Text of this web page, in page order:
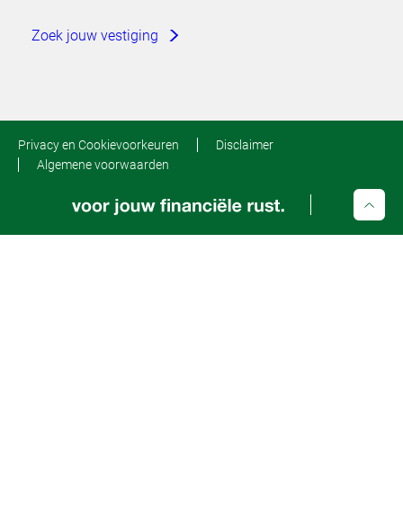
Zoek jouw vestiging
Privacy en Cookievoorkeuren
Disclaimer
Algemene voorwaarden